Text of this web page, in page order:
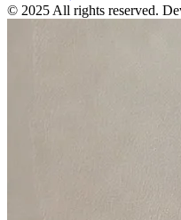
© 2025 All rights reserved.